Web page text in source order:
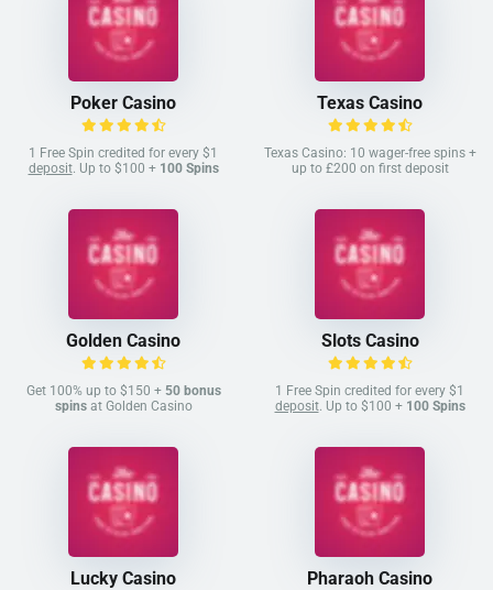
Poker Casino
1 Free Spin credited for every $1
deposit. Up to $100 + 100 Spins
Texas Casino
Texas Casino: 10 wager-free spins +
up to £200 on first deposit
Golden Casino
Get 100% up to $150 + 50 bonus
spinsat Golden Casino
Slots Casino
1 Free Spin credited for every $1
deposit. Up to $100 + 100 Spins
Lucky Casino Pharaoh Casino